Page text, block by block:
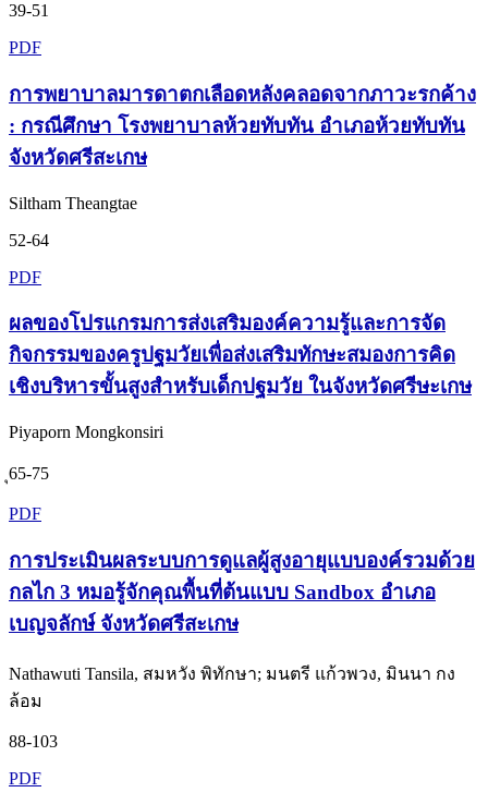
39-51
PDF
การพยาบาลมารดาตกเลือดหลังคลอดจากภาวะรกค้าง
: กรณีศึกษา โรงพยาบาลห้วยทับทัน อำเภอห้วยทับทัน
จังหวัดศรีสะเกษ
Siltham Theangtae
52-64
PDF
ผลของโปรแกรมการส่งเสริมองค์ความรู้และการจัด
กิจกรรมของครูปฐมวัยเพื่อส่งเสริมทักษะสมองการคิด
เชิงบริหารขั้นสูงสำหรับเด็กปฐมวัย ในจังหวัดศรีษะเกษ
Piyaporn Mongkonsiri
ุ65-75
PDF
การประเมินผลระบบการดูแลผู้สูงอายุแบบองค์รวมด้วย
กลไก 3 หมอรู้จักคุณพื้นที่ต้นแบบ Sandbox อำเภอ
เบญจลักษ์ จังหวัดศรีสะเกษ
Nathawuti Tansila, สมหวัง พิทักษา; มนตรี แก้วพวง, มินนา กง
ล้อม
88-103
PDF